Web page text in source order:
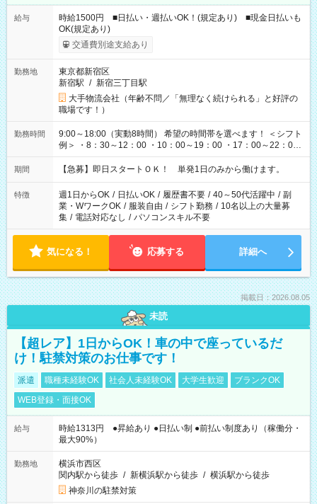
給与
時給1500円 ■日払い・週払いOK！(規定あり) ■現金日払いも
OK(規定あり)
交通費別途支給あり
勤務地
東京都新宿区
新宿駅 / 新宿三丁目駅
大手物流会社（年齢不問／「無理なく続けられる」と好評の
職場です！）
勤務時間
9:00～18:00（実動8時間） 希望の時間帯を選べます！ ＜シフト
例＞ ・8：30～12：00 ・10：00～19：00 ・17：00～22：00
・13：00～22：00 ・22：00～翌6：00 など
期間 【急募】即日スタートＯＫ！ 単発1日のみから働けます。
特徴 週1日からOK / 日払いOK / 履歴書不要 / 40～50代活躍中 / 副
業・WワークOK / 服装自由 / シフト勤務 / 10名以上の大量募
集 / 電話対応なし / パソコンスキル不要
気になる！ 応募する 詳細へ
掲載日：2026.08.05
未読
【超レア】1日からOK！車の中で座っているだ
け！駐禁対策のお仕事です！
派遣 職種未経験OK 社会人未経験OK 大学生歓迎
ブランクOK
WEB登録・面接OK
給与
時給1313円 ●昇給あり ●日払い制 ●前払い制度あり（稼働分・
最大90%）
勤務地
横浜市西区
関内駅から徒歩 / 新横浜駅から徒歩 / 横浜駅から徒歩
神奈川の駐禁対策